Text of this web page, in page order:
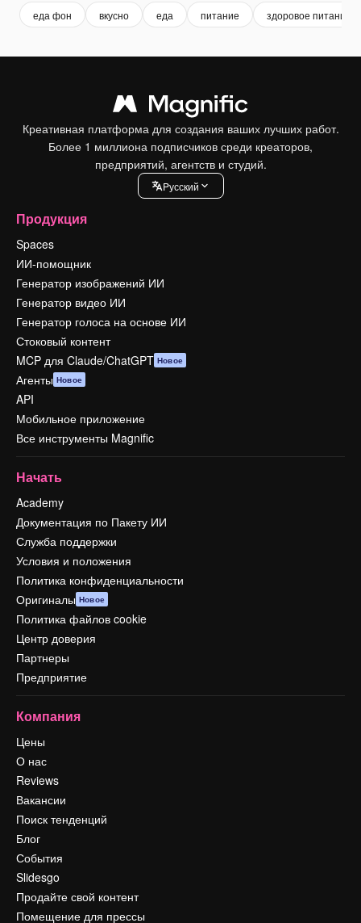
еда фон вкусно еда питание здоровое питание
Креативная платформа для создания ваших лучших работ.
Более 1 миллиона подписчиков среди креаторов,
предприятий, агентств и студий.
Pусский
Продукция
Spaces
ИИ-помощник
Генератор изображений ИИ
Генератор видео ИИ
Генератор голоса на основе ИИ
Стоковый контент
MCP для Claude/ChatGPT Новое
Агенты Новое
API
Мобильное приложение
Все инструменты Magnific
Начать
Academy
Документация по Пакету ИИ
Служба поддержки
Условия и положения
Политика конфиденциальности
Оригиналы Новое
Политика файлов cookie
Центр доверия
Партнеры
Предприятие
Компания
Цены
О нас
Reviews
Вакансии
Поиск тенденций
Блог
События
Slidesgo
Продайте свой контент
Помещение для прессы